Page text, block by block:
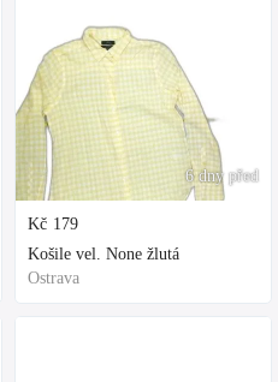
6 dny před
Kč 179
Košile vel. None žlutá
Ostrava